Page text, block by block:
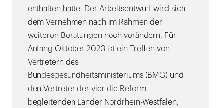
enthalten hatte. Der Arbeitsentwurf wird sich
dem Vernehmen nach im Rahmen der
weiteren Beratungen noch verändern. Für
Anfang Oktober 2023 ist ein Treffen von
Vertretern des
Bundesgesundheitsministeriums (BMG) und
den Vertreter der vier die Reform
begleitenden Länder Nordrhein-Westfalen,